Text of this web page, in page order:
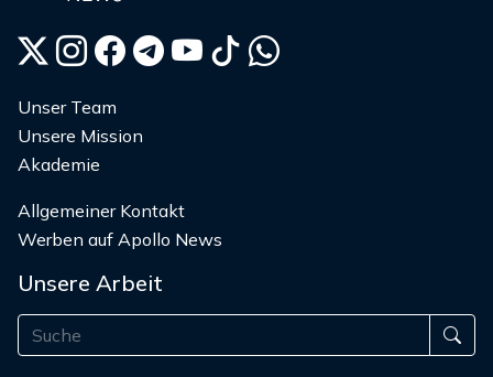
Unser Team
Unsere Mission
Akademie
Allgemeiner Kontakt
Werben auf Apollo News
Unsere Arbeit